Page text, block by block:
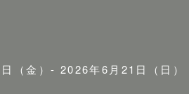
（金）- 2026年6月21日（日）